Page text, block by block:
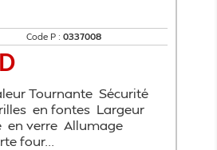
Code P : 0337008
Tournante Sécurité
en fontes Largeur
en verre Allumage
four...